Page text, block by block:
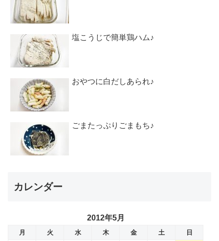
塩こうじで簡単鶏ハム♪
おやつに白だしあられ♪
ごまたっぷりごまもち♪
カレンダー
2012年5月
月 火 水 木 金 土
日